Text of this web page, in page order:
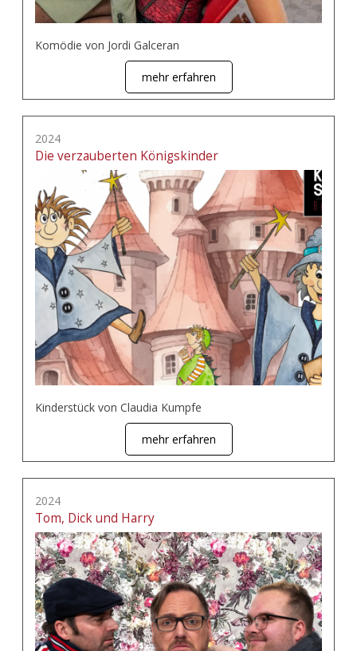
Komödie von Jordi Galceran
mehr erfahren
2024
Die verzauberten Königskinder
Kinderstück von Claudia Kumpfe
mehr erfahren
2024
Tom, Dick und Harry